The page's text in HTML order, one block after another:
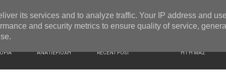
ΑΝΑ ΠΕΡΙΟΧΗ RECENT POST Η ΓΗ ΜΑΣ
its services and to analyze traffic. Your IP address and
and security metrics to ensure quality of service,